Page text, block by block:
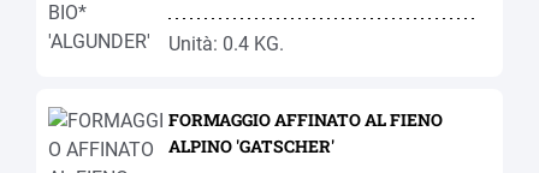
Unità: 0.4 KG.
FORMAGGIO AFFINATO AL FIENO
ALPINO 'GATSCHER'